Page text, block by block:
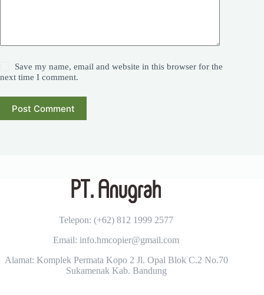
Save my name, email and website in this browser for the
next time I comment.
Post Comment
Telepon: (+62) 812 1999 2577
Email: info.hmcopier@gmail.com
Alamat: Komplek Permata Kopo 2 Jl. Opal Blok C.2 No.70
Sukamenak Kab. Bandung